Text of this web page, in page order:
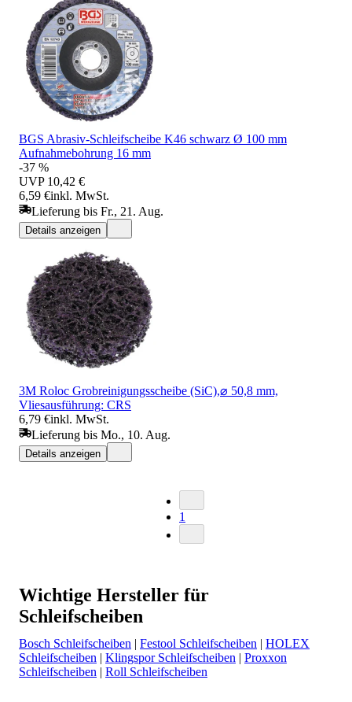
BGS Abrasiv-Schleifscheibe K46 schwarz Ø 100 mm
Aufnahmebohrung 16 mm
-37 %
UVP 10,42 €
6,59 €inkl. MwSt.
Lieferung bis Fr., 21. Aug.
Details anzeigen
3M Roloc Grobreinigungsscheibe (SiC),⌀ 50,8 mm,
Vliesausführung: CRS
6,79 €inkl. MwSt.
Lieferung bis Mo., 10. Aug.
Details anzeigen
1
Wichtige Hersteller für
Schleifscheiben
Bosch Schleifscheiben | Festool Schleifscheiben | HOLEX
Schleifscheiben | Klingspor Schleifscheiben | Proxxon
Schleifscheiben | Roll Schleifscheiben